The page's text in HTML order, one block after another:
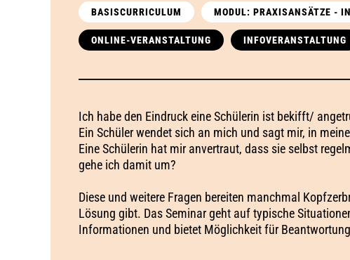
BASISCURRICULUM MODUL: PRAXISANSÄTZE -
ONLINE-VERANSTALTUNG INFOVERANSTALTUNG
Ich habe den Eindruck eine Schülerin ist bekifft/
Ein Schüler wendet sich an mich und sagt mir, in
Eine Schülerin hat mir anvertraut, dass sie selbst
gehe ich damit um?
Diese und weitere Fragen bereiten manchmal
Lösung gibt. Das Seminar geht auf typische
Informationen und bietet Möglichkeit für